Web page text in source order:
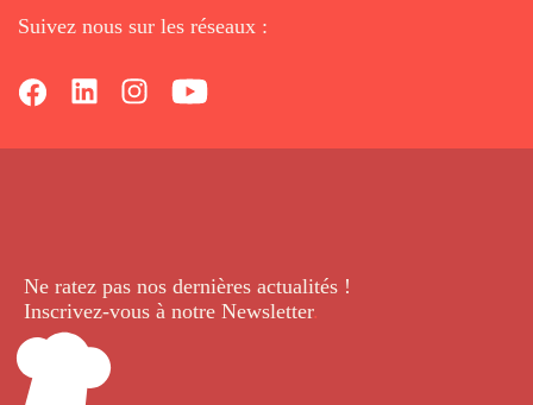
Suivez nous sur les réseaux :
Ne ratez pas nos dernières actualités !
Inscrivez-vous à notre Newsletter.